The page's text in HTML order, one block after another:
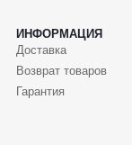
ИНФОРМАЦИЯ
Доставка
Возврат товаров
Гарантия